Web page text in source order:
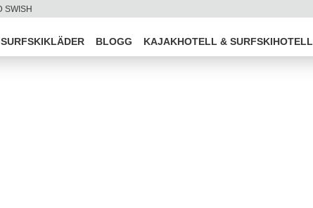
SWISH
SURFSKIKLÄDER BLOGG KAJAKHOTELL & SURFSKIHOTELL